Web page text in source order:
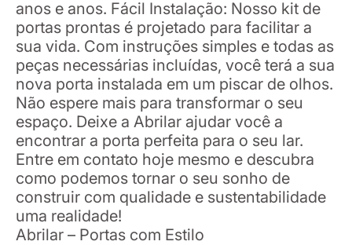
anos e anos. Fácil Instalação: Nosso kit de
portas prontas é projetado para facilitar a
sua vida. Com instruções simples e todas as
peças necessárias incluídas, você terá a sua
nova porta instalada em um piscar de olhos.
Não espere mais para transformar o seu
espaço. Deixe a Abrilar ajudar você a
encontrar a porta perfeita para o seu lar.
Entre em contato hoje mesmo e descubra
como podemos tornar o seu sonho de
construir com qualidade e sustentabilidade
uma realidade!
Abrilar – Portas com Estilo